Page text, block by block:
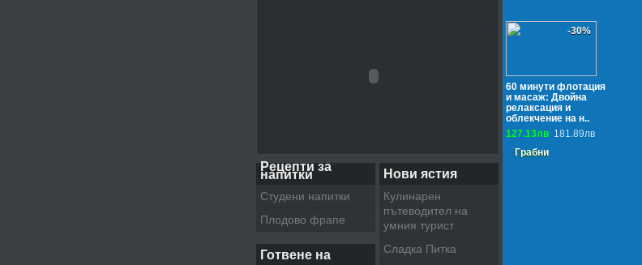
-30%
60 минути флотация
и масаж: Двойна
релаксация и
облекчение на н..
127.13лв 181.89лв
Грабни
Нови ястия
Кулинарен
пътеводител на
умния турист
Сладка Питка
Рецепти за
напитки
Студени напитки
Плодово фрапе
Готвене на